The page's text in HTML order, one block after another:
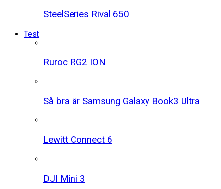
SteelSeries Rival 650
Test
Ruroc RG2 ION
Så bra är Samsung Galaxy Book3 Ultra
Lewitt Connect 6
DJI Mini 3